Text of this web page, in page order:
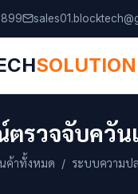
SOLUTION
รวจจับควั
ค้าทั้งหมด / ระบบความป